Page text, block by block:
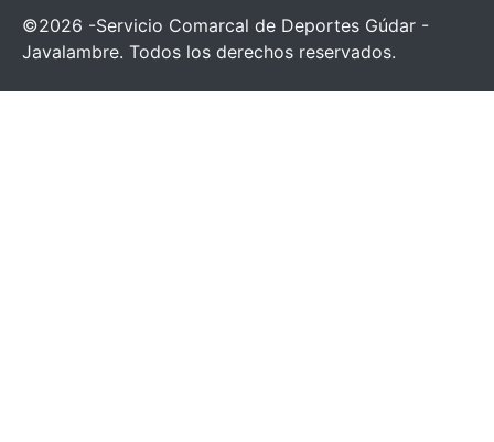
©2026 -Servicio Comarcal de Deportes Gúdar -
Javalambre. Todos los derechos reservados.